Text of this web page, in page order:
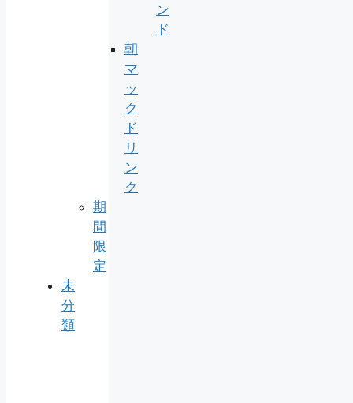
ン
ド
朝
マ
ッ
ク
ド
リ
ン
ク
期
間
限
定
未
分
類